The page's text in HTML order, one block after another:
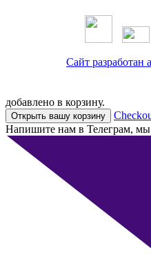
Сайт разработан
добавлено в корзину.
Открыть вашу корзину
Напишите нам в Телеграм,